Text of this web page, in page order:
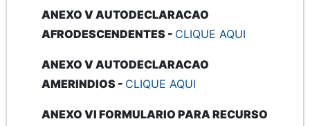
ANEXO V AUTODECLARACAO
AFRODESCENDENTES - CLIQUE AQUI
ANEXO V AUTODECLARACAO
AMERINDIOS - CLIQUE AQUI
ANEXO VI FORMULARIO PARA RECURSO